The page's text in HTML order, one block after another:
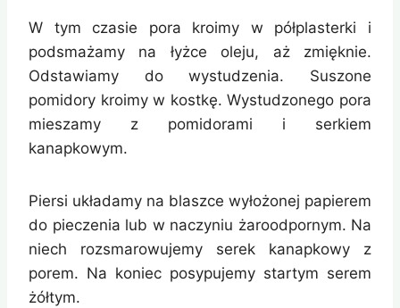
W tym czasie pora kroimy w półplasterki i
podsmażamy na łyżce oleju, aż zmięknie.
Odstawiamy do wystudzenia. Suszone
pomidory kroimy w kostkę. Wystudzonego pora
mieszamy z pomidorami i serkiem
kanapkowym.
Piersi układamy na blaszce wyłożonej papierem
do pieczenia lub w naczyniu żaroodpornym. Na
niech rozsmarowujemy serek kanapkowy z
porem. Na koniec posypujemy startym serem
żółtym.